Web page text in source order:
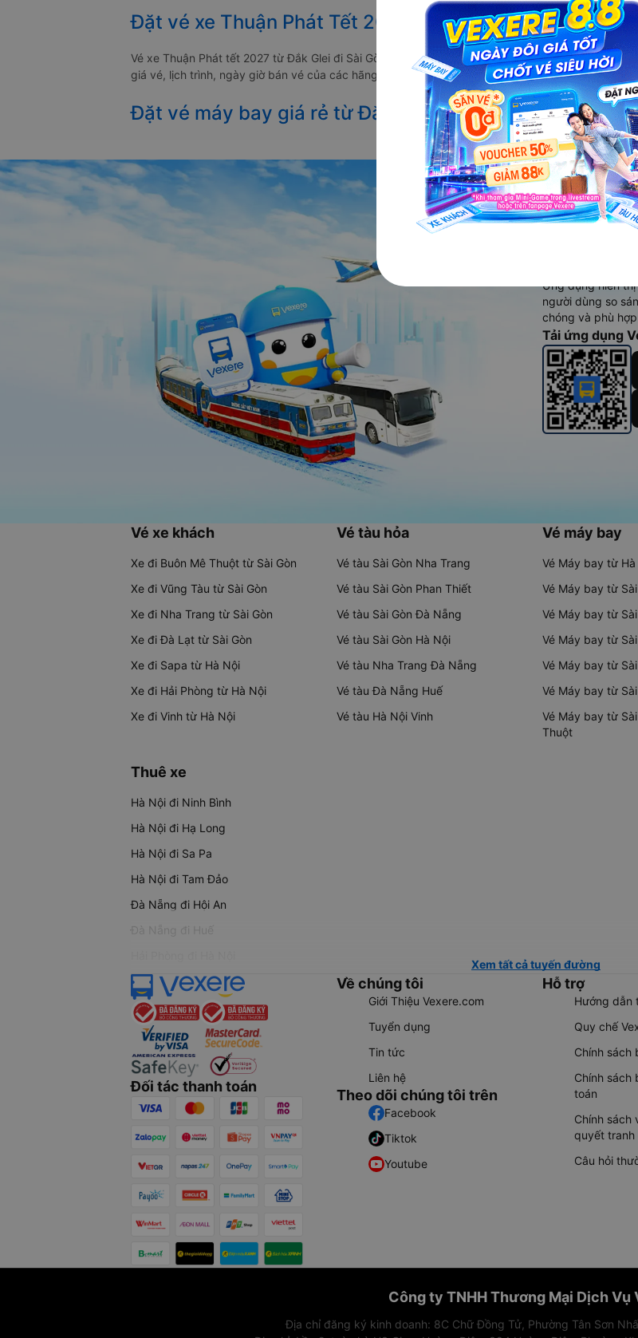
Đặt vé xe Thuận Phát Tết 2027 từ Đắk Glei đi Sài Gòn
Vé xe Thuận Phát tết 2027 từ Đắk Glei đi Sài Gòn vẫn chưa được công bố. Vexere.com sẽ sớm
giá vé, lịch trình, ngày giờ bán vé của các hãng xe khách đi tuyến đường Đắk Glei - Sài Gòn và
Đặt vé máy bay giá rẻ từ Đắk Glei đi Sài Gòn
Ứng dụng đặt
Vexere - ứng
cao, 5000+
vụ thuê xe máy,
Ứng dụng hiển
người dùng so
chóng và phù
Tải ứng dụng
Vé xe khách
Xe đi Buôn Mê Thuột từ Sài Gòn
Xe đi Vũng Tàu từ Sài Gòn
Xe đi Nha Trang từ Sài Gòn
Xe đi Đà Lạt từ Sài Gòn
Xe đi Sapa từ Hà Nội
Xe đi Hải Phòng từ Hà Nội
Xe đi Vinh từ Hà Nội
Vé tàu hỏa
Vé tàu Sài Gòn Nha Trang
Vé tàu Sài Gòn Phan Thiết
Vé tàu Sài Gòn Đà Nẵng
Vé tàu Sài Gòn Hà Nội
Vé tàu Nha Trang Đà Nẵng
Vé tàu Đà Nẵng Huế
Vé tàu Hà Nội Vinh
Vé máy bay
Vé Máy bay từ Hà
Vé Máy bay từ
Vé Máy bay từ
Vé Máy bay từ
Vé Máy bay từ
Vé Máy bay từ
Vé Máy bay từ
Thuột
Thuê xe
Hà Nội đi Ninh Bình
Hà Nội đi Hạ Long
Hà Nội đi Sa Pa
Hà Nội đi Tam Đảo
Đà Nẵng đi Hội An
Đà Nẵng đi Huế
Xem tất cả tuyến đường
Đối tác thanh toán
Về chúng tôi
Giới Thiệu Vexere.com
Tuyển dụng
Tin tức
Liên hệ
Theo dõi chúng tôi trên
Facebook
Tiktok
Youtube
Hỗ trợ
Hướng dẫn
Quy chế
Chính sách
Chính sách
toán
Chính sách
quyết tranh
Câu hỏi
Công ty TNHH Thương Mại Dịch Vụ
Địa chỉ đăng ký kinh doanh: 8C Chữ Đồng Tử, Phường Tân Sơn